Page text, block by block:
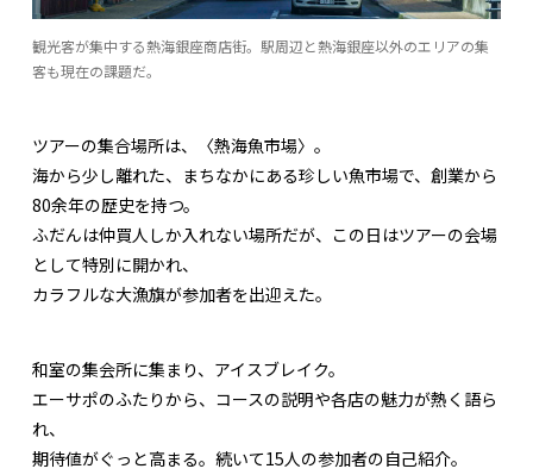
観光客が集中する熱海銀座商店街。駅周辺と熱海銀座以外のエリアの集
客も現在の課題だ。
ツアーの集合場所は、〈熱海魚市場〉。
海から少し離れた、まちなかにある珍しい魚市場で、創業から
80余年の歴史を持つ。
ふだんは仲買人しか入れない場所だが、この日はツアーの会場
として特別に開かれ、
カラフルな大漁旗が参加者を出迎えた。
和室の集会所に集まり、アイスブレイク。
エーサポのふたりから、コースの説明や各店の魅力が熱く語ら
れ、
期待値がぐっと高まる。続いて15人の参加者の自己紹介。